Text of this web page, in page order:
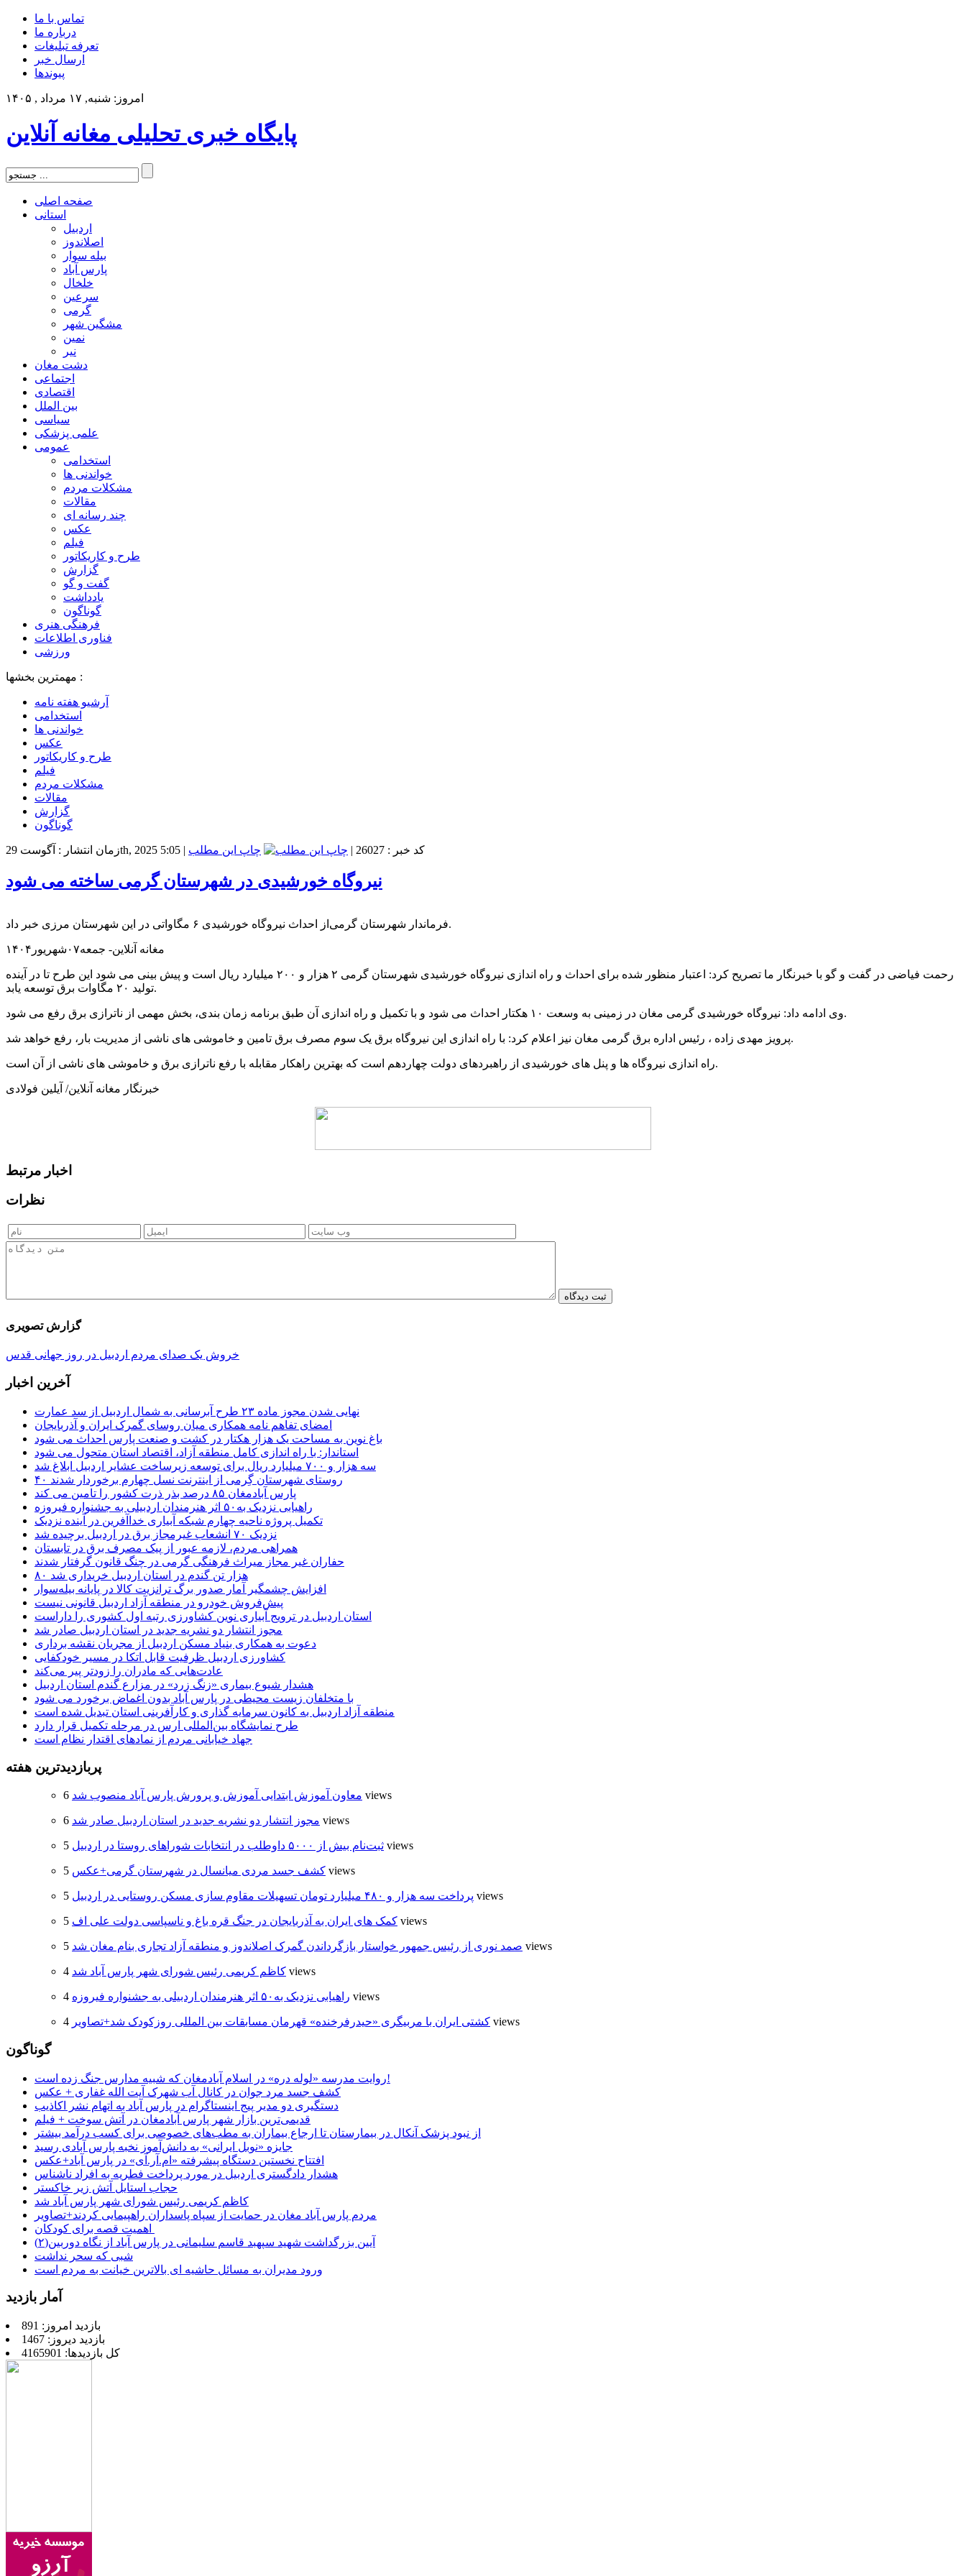
تماس با ما
درباره ما
تعرفه تبلیغات
ارسال خبر
پیوندها
امروز: شنبه, ۱۷ مرداد , ۱۴۰۵
پایگاه خبری تحلیلی مغانه آنلاین
صفحه اصلی
استانی
اردبیل
اصلاندوز
بیله سوار
پارس آباد
خلخال
سرعین
گرمی
مشگین شهر
نمین
نیر
دشت مغان
اجتماعی
اقتصادی
بین الملل
سیاسی
علمی پزشکی
عمومی
استخدامی
خواندنی ها
مشکلات مردم
مقالات
چند رسانه ای
عکس
فیلم
طرح و کاریکاتور
گزارش
گفت و گو
یادداشت
گوناگون
فرهنگی هنری
فناوری اطلاعات
ورزشی
مهمترین بخشها :
آرشیو هفته نامه
استخدامی
خواندنی ها
عکس
طرح و کاریکاتور
فیلم
مشکلات مردم
مقالات
گزارش
گوناگون
زمان انتشار : آگوست 29th, 2025 5:05 | کد خبر : 26027 | چاپ این مطلب
نیروگاه خورشیدی در شهرستان گرمی‌ ساخته می شود
فرماندار شهرستان گرمی‌از احداث نیروگاه خورشیدی ۶ مگاواتی در این شهرستان مرزی خبر داد.
مغانه آنلاین- جمعه۰۷شهریور۱۴۰۴
رحمت فیاضی در گفت و گو با خبرنگار ما تصریح کرد: اعتبار منظور شده برای احداث و راه اندازی نیروگاه خورشیدی شهرستان گرمی ۲ هزار و ۲۰۰ میلیارد ریال است و پیش بینی می شود این طرح تا در آینده
تولید ۲۰ مگاوات برق توسعه یابد.
وی ادامه داد: نیروگاه خورشیدی گرمی مغان در زمینی به وسعت ۱۰ هکتار احداث می شود و با تکمیل و راه اندازی آن طبق برنامه زمان بندی، بخش مهمی از ناترازی برق رفع می شود.
پرویز مهدی زاده ، رئیس اداره برق گرمی مغان نیز اعلام کرد: با راه اندازی این نیروگاه برق یک سوم مصرف برق تامین و خاموشی های ناشی از مدیریت بار، رفع خواهد شد.
راه اندازی نیروگاه ها و پنل های خورشیدی از راهبردهای دولت چهاردهم است که بهترین راهکار مقابله با رفع ناترازی برق و خاموشی های ناشی از آن است.
خبرنگار مغانه آنلاین/ آیلین فولادی
اخبار مرتبط
نظرات
گزارش تصویری
خروش یک صدای مردم اردبیل در روز جهانی قدس
آخرین اخبار
نهایی شدن مجوز ماده ۲۳ طرح آبرسانی به شمال اردبیل از سد عمارت
امضای تفاهم نامه همکاری میان روسای گمرک ایران و آذربایجان
باغ نوین به مساحت یک هزار هکتار در کشت و صنعت پارس احداث می شود
استاندار: با راه اندازی کامل منطقه آزاد، اقتصاد استان متحول می شود
سه هزار و ۷۰۰ میلیارد ریال برای توسعه زیرساخت عشایر اردبیل ابلاغ شد
۴۰ روستای شهرستان گِرمی از اینترنت نسل چهارم برخوردار شدند
پارس آبادمغان ۸۵ درصد بذر ذرت کشور را تامین می کند
راهیابی نزدیک به۵۰ اثر هنرمندان اردبیلی به جشنواره فیروزه
تکمیل پروژه ناحیه چهارم شبکه آبیاری خداآفرین در آینده نزدیک
نزدیک ۷۰ انشعاب غیرمجاز برق در اردبیل برچیده شد
همراهی مردم، لازمه عبور از پیک مصرف برق در تابستان
حفاران غیر مجاز میراث فرهنگی گرمی در چنگ قانون گرفتار شدند
۸۰ هزار تن گندم در استان اردبیل خریداری شد
افزایش چشمگیر آمار صدور برگ ترانزیت کالا در پایانه بیله‌سوار
پیش‌فروش خودرو در منطقه آزاد اردبیل قانونی نیست
استان اردبیل در ترویج آبیاری نوین کشاورزی رتبه اول کشوری را داراست
مجوز انتشار دو نشریه جدید در استان اردبیل صادر شد
دعوت به همکاری بنیاد مسکن اردبیل از مجریان نقشه برداری
کشاورزی اردبیل ظرفیت قابل اتکا در مسیر خودکفایی
عادت‌هایی که مادران را زودتر پیر می‌کند
هشدار شیوع بیماری «زنگ زرد» در مزارع گندم استان اردبیل
با متخلفان زیست محیطی در پارس آباد بدون اغماض برخورد می شود
منطقه آزاد اردبیل به کانون سرمایه گذاری و کارآفرینی استان تبدیل شده است
طرح نمایشگاه بین‌المللی ارس در مرحله تکمیل قرار دارد
جهاد خیابانی مردم از نمادهای اقتدار نظام است
پربازدیدترین هفته
معاون آموزش ابتدایی آموزش و پرورش پارس آباد منصوب شد 6 views
مجوز انتشار دو نشریه جدید در استان اردبیل صادر شد 6 views
ثبت‌نام بیش از ۵۰۰۰ داوطلب در انتخابات شوراهای روستا در اردبیل 5 views
کشف جسد مردی میانسال در شهرستان گرمی+عکس 5 views
پرداخت سه هزار و ۴۸۰ میلیارد تومان تسهیلات مقاوم سازی مسکن روستایی در اردبیل 5 views
کمک های ایران به آذربایجان در جنگ قره باغ و ناسپاسی دولت علی اف 5 views
صمد نوری از رئیس جمهور خواستار بازگرداندن گمرک اصلاندوز و منطقه آزاد تجاری بنام مغان شد 5 views
کاظم کریمی رئیس شورای شهر پارس آباد شد 4 views
راهیابی نزدیک به۵۰ اثر هنرمندان اردبیلی به جشنواره فیروزه 4 views
کشتی ایران با مربیگری «حیدرفرخنده» قهرمان مسابقات بین المللی روزکودک شد+تصاویر 4 views
گوناگون
روایت مدرسه «لوله دره» در اسلام آبادمغان که شبیه مدارس جنگ زده است!
کشف جسد مرد جوان در کانال آب شهرک آیت الله غفاری + عکس
دستگیری دو مدیر پیج اینستاگرام در پارس آباد به اتهام نشر اکاذیب
قدیمی‌ترین بازار شهر پارس آبادمغان در آتش سوخت + فیلم
از نبود پزشک آنکال در بیمارستان تا ارجاع بیماران به مطب‌های خصوصی برای کسب درآمد بیشتر
جایزه «نوبل ایرانی» به دانش‌آموز نخبه پارس آبادی رسید
افتتاح نخستین دستگاه پیشرفته «ام.آر.آی» در پارس آباد+عکس
هشدار دادگستری اردبیل در مورد پرداخت فطریه به افراد ناشناس
حجاب استایل آتش زیر خاکستر
کاظم کریمی رئیس شورای شهر پارس آباد شد
مردم پارس آباد مغان در حمایت از سپاه پاسداران راهپیمایی کردند+تصاویر
آیین بزرگداشت شهید سپهبد قاسم سلیمانی در پارس آباد از نگاه دوربین(۲)
شبی که سحر نداشت
ورود مدیران به مسائل حاشیه ای بالاترین خیانت به مردم است
آمار بازدید
بازدید امروز: 891
بازدید دیروز: 1467
کل بازدیدها: 4165901